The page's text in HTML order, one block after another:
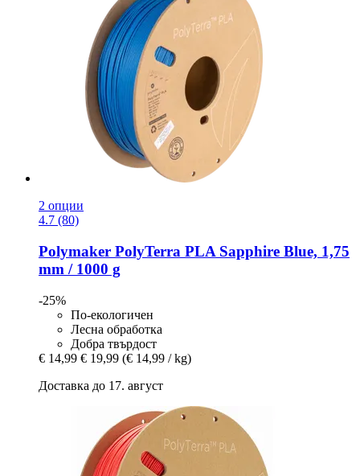
2 опции
4.7 (80)
Polymaker PolyTerra PLA Sapphire Blue, 1,75
mm / 1000 g
-25%
По-екологичен
Лесна обработка
Добра твърдост
€ 14,99 € 19,99 (€ 14,99 / kg)
Доставка до 17. август